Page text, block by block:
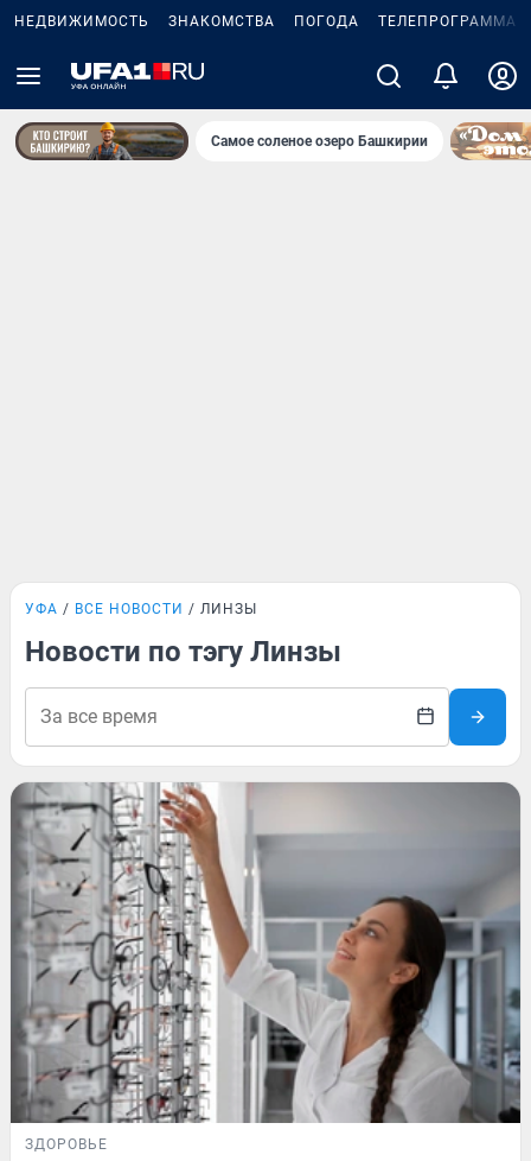
НЕДВИЖИМОСТЬ ЗНАКОМСТВА ПОГОДА ТЕЛЕПРОГРАММА
Самое соленое озеро Башкирии
УФА ВСЕ НОВОСТИ ЛИНЗЫ
Новости по тэгу Линзы
ЗДОРОВЬЕ